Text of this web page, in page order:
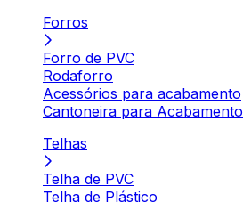
Forros
Forro de PVC
Rodaforro
Acessórios para acabamento
Cantoneira para Acabamento
Telhas
Telha de PVC
Telha de Plástico